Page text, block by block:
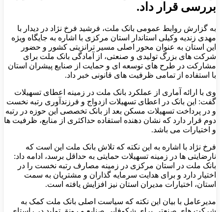
بررسی قرار داد.
به گزارش روابط عمومی بانک ملت، فرشید فرخ نژاد در دیدار با
مهدی زندیه وکیلی استاندار استان مرکزی با اشاره به جایگاه ویژه
این استان به عنوان محور اصلی مسیر ترانزیتی کشور و حضور
شرکت های بزرگ تولیدی و صنعتی، از آمادگی بانک ملت برای
مشارکت در طرح های توسعه ای و حمایت از صنایع پیشران استان
با استفاده از تمامی ظرفیت های قانونی خبر داد.
وی با ارائه آماری از عملکرد بانک ملت در زمینه اعطای تسهیلات
گفت: این بانک در اعطای تسهیلات ازدواج و فرزندآوری رتبه نخست
و در پرداخت تسهیلات مسکن بعد از بانک تخصصی این حوزه در رتبه
دوم قرار دارد که نشان دهنده استفاده حداکثری از منابع، ظرفیت ها
و اختیارات می باشد.
فرخ نژاد با اشاره به این نکته که تلاش بانک ملت این است که
نارضایتی ها در زمینه تسهیلات حمایتی به حداقل برسد، ادامه داد:
بانک ملت در استان مرکزی در زمینه مصارف رتبه نخست را در
اختیار دارد و برای هدایت سرمایه گذاران و مشتریان به سمت
استان، اختیارات مدیران استان نیز افزایش یافته است.
مدیرعامل با بیان این نکته که سیاست اصلی بانک ملت کمک به